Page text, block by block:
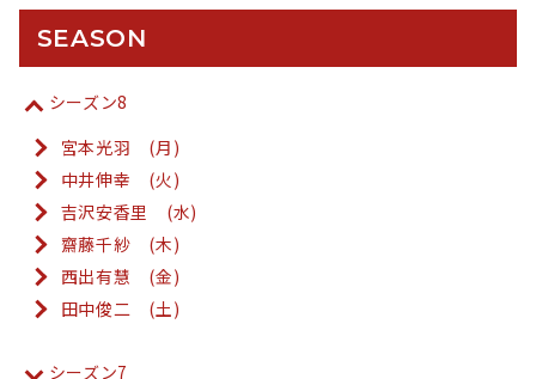
SEASON
シーズン8
宮本光羽 (月)
中井伸幸 (火)
吉沢安香里 (水)
齋藤千紗 (木)
西出有慧 (金)
田中俊二 (土)
シーズン7